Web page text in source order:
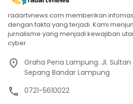
radartvnews.com memberikan
dengan fakta yang terjadi. Kami
jurnalisme yang menjadi kewajiban
cyber.
Graha Pena Lampung. Jl.
Sepang Bandar Lampung
0721-5610022